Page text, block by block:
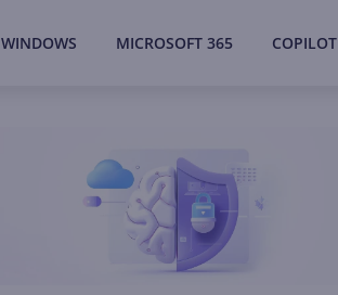
WINDOWS MICROSOFT 365 COPILOT